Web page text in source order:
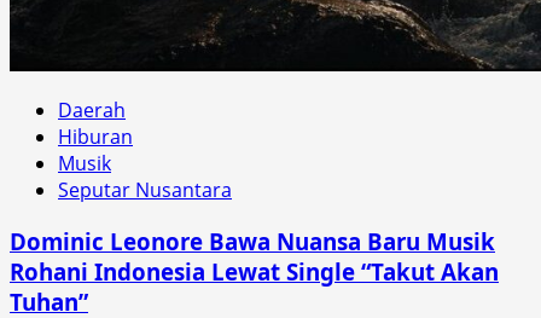
Daerah
Hiburan
Musik
Seputar Nusantara
Dominic Leonore Bawa Nuansa Baru Musik
Rohani Indonesia Lewat Single “Takut Akan
Tuhan”